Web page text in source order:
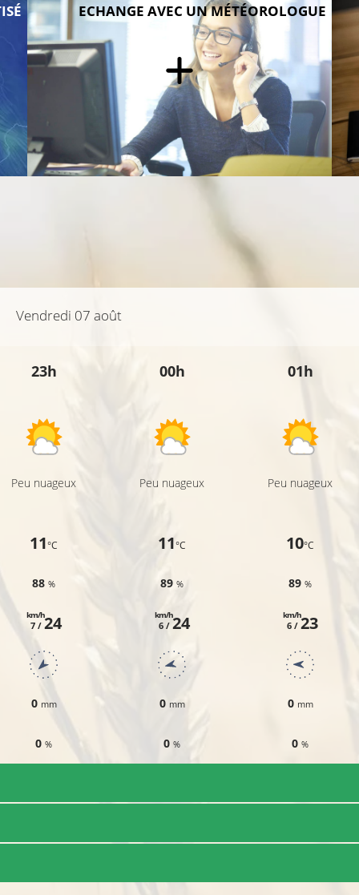
28°C
29°C
28°C
28°C
25°C
ECHANGE AVEC UN MÉTÉOROLOGUE
Vendredi 07 août
23h
Peu nuageux
11°C
88%
7 /
km/h24
0 mm
0%
00h
Peu nuageux
11°C
89%
6 /
km/h24
0 mm
0%
01h
Peu nuageux
10°C
89%
6 /
km/h23
0 mm
0%